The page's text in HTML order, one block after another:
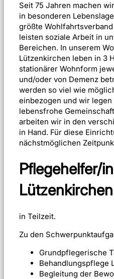
Seit 75 Jahren machen
in besonderen
größte
leisten soziale Arbeit in
Bereichen. In unserem
Lützenkirchen leben in 3
stationärer Wohnform
und/oder von Demenz
werden so viel wie
einbezogen und wir
lebensfrohe
arbeiten wir in den
in Hand. Für diese
nächstmöglichen
Pflegehelfer/
in Teilzeit.
Zu den
Grundpflegerische
Behandlungspflege
Begleitung der